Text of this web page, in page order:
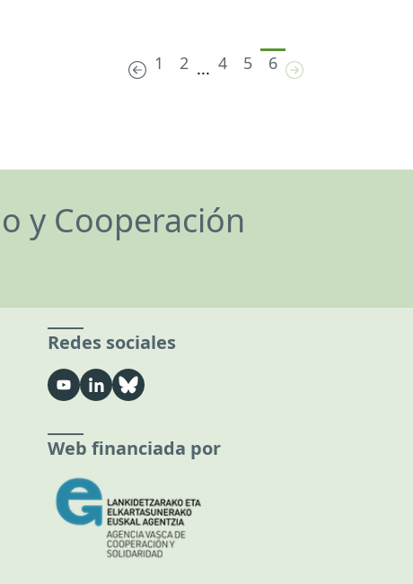
1 2 ... 4 5 6
y Cooperación
Redes sociales
Web financiada por